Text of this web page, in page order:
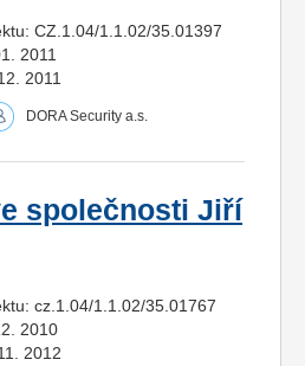
CZ.1.04/1.1.02/35.01397
2011
2011
DORA Security a.s.
společnosti Jiří
cz.1.04/1.1.02/35.01767
2010
2012